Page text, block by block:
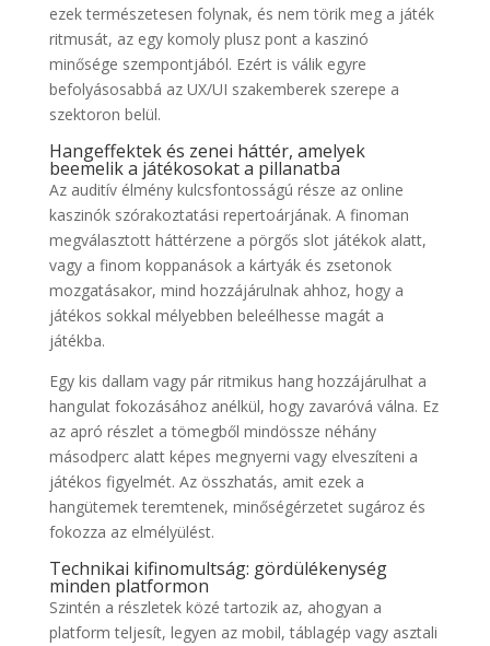
ezek természetesen folynak, és nem törik meg a játék
ritmusát, az egy komoly plusz pont a kaszinó
minősége szempontjából. Ezért is válik egyre
befolyásosabbá az UX/UI szakemberek szerepe a
szektoron belül.
Hangeffektek és zenei háttér, amelyek
beemelik a játékosokat a pillanatba
Az auditív élmény kulcsfontosságú része az online
kaszinók szórakoztatási repertoárjának. A finoman
megválasztott háttérzene a pörgős slot játékok alatt,
vagy a finom koppanások a kártyák és zsetonok
mozgatásakor, mind hozzájárulnak ahhoz, hogy a
játékos sokkal mélyebben beleélhesse magát a
játékba.
Egy kis dallam vagy pár ritmikus hang hozzájárulhat a
hangulat fokozásához anélkül, hogy zavaróvá válna. Ez
az apró részlet a tömegből mindössze néhány
másodperc alatt képes megnyerni vagy elveszíteni a
játékos figyelmét. Az összhatás, amit ezek a
hangütemek teremtenek, minőségérzetet sugároz és
fokozza az elmélyülést.
Technikai kifinomultság: gördülékenység
minden platformon
Szintén a részletek közé tartozik az, ahogyan a
platform teljesít, legyen az mobil, táblagép vagy asztali